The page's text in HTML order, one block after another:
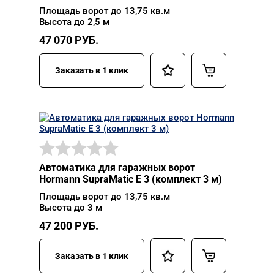
Площадь ворот до 13,75 кв.м
Высота до 2,5 м
47 070 РУБ.
Заказать в 1 клик
Автоматика для гаражных ворот
Hormann SupraMatic E 3 (комплект 3 м)
Площадь ворот до 13,75 кв.м
Высота до 3 м
47 200 РУБ.
Заказать в 1 клик